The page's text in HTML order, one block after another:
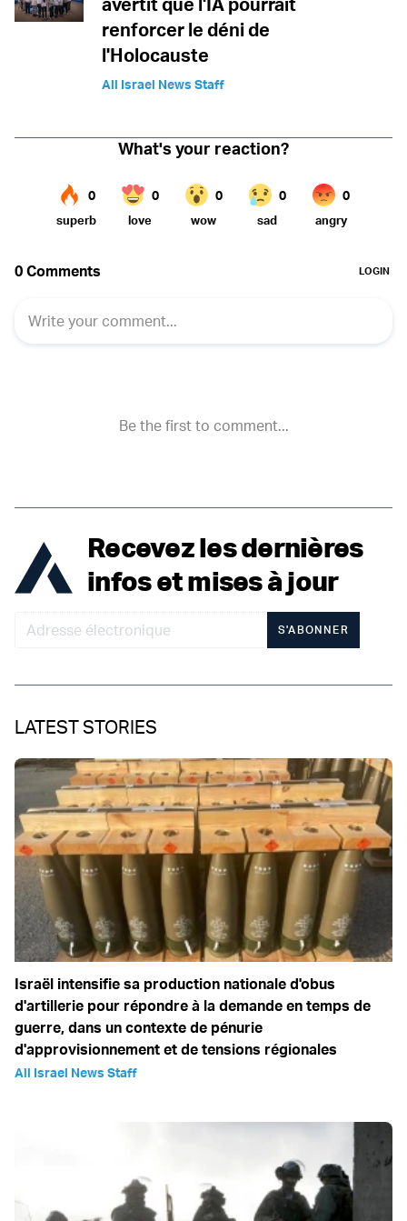
renforcer le déni de
l'Holocauste
All Israel News Staff
Recevez les dernières
infos et mises à jour
S'ABONNER
LATEST STORIES
Israël intensifie sa production nationale d'obus
d'artillerie pour répondre à la demande en temps de
guerre, dans un contexte de pénurie
d'approvisionnement et de tensions régionales
All Israel News Staff